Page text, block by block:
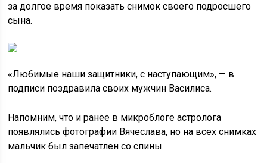
за долгое время показать снимок своего подросшего
сына.
«Любимые наши защитники, с наступающим», — в
подписи поздравила своих мужчин Василиса.
Напомним, что и ранее в микроблоге астролога
появлялись фотографии Вячеслава, но на всех снимках
мальчик был запечатлен со спины.